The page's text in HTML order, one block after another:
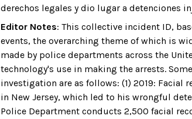
derechos legales y dio lugar a detenciones
Editor Notes: This collective incident ID,
events, the overarching theme of which is
made by police departments across the
technology's use in making the arrests.
investigation are as follows: (1) 2019:
in New Jersey, which led to his wrongful
Police Department conducts 2,500 facial